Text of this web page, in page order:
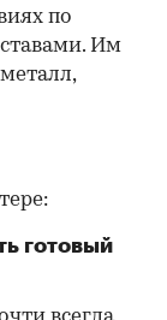
по
Им
готовый